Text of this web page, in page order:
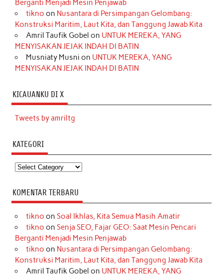
Berganti Menjadi Mesin Penjawab
tikno on Nusantara di Persimpangan Gelombang:
Konstruksi Maritim, Laut Kita, dan Tanggung Jawab Kita
Amril Taufik Gobel on UNTUK MEREKA, YANG
MENYISAKAN JEJAK INDAH DI BATIN
Musniaty Musni on UNTUK MEREKA, YANG
MENYISAKAN JEJAK INDAH DI BATIN
KICAUANKU DI X
Tweets by amriltg
KATEGORI
Kategori
KOMENTAR TERBARU
tikno on Soal Ikhlas, Kita Semua Masih Amatir
tikno on Senja SEO, Fajar GEO: Saat Mesin Pencari
Berganti Menjadi Mesin Penjawab
tikno on Nusantara di Persimpangan Gelombang:
Konstruksi Maritim, Laut Kita, dan Tanggung Jawab Kita
Amril Taufik Gobel on UNTUK MEREKA, YANG